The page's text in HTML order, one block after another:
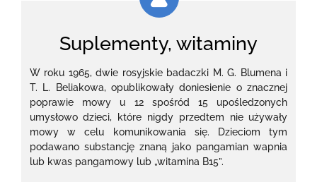
Suplementy, witaminy
W roku 1965, dwie rosyjskie badaczki M. G. Blumena i
T. L. Beliakowa, opublikowały doniesienie o znacznej
poprawie mowy u 12 spośród 15 upośledzonych
umysłowo dzieci, które nigdy przedtem nie używały
mowy w celu komunikowania się. Dzieciom tym
podawano substancję znaną jako pangamian wapnia
lub kwas pangamowy lub „witamina B15”.